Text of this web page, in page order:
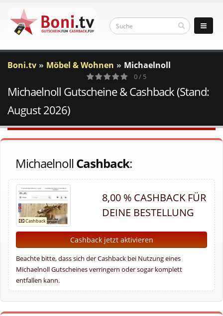
Boni.tv Möbel & Wohnen Michaelnoll
0
Votes
0 / 5
Michaelnoll Gutscheine & Cashback (Stand:
August 2026)
Michaelnoll Cashback:
8,00 % CASHBACK FÜR
DEINE BESTELLUNG
Cashback jetzt aktivieren
Beachte bitte, dass sich der Cashback bei Nutzung eines
Michaelnoll Gutscheines verringern oder sogar komplett
entfallen kann.